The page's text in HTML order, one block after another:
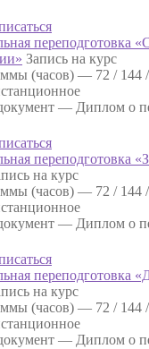
переподготовка
Запись на курс
(часов) — 72 / 144
— Диплом о
переподготовка
на курс
(часов) — 72 / 144
— Диплом о
переподготовка
на курс
(часов) — 72 / 144
— Диплом о